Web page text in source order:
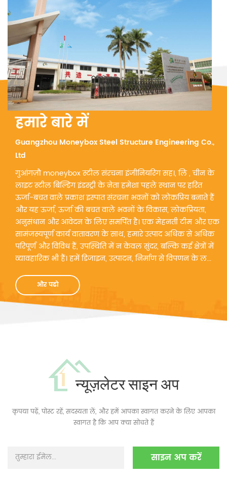
हमारे बारे में
Guangzhou Moneybox Steel Structure Engineering Co.,
Ltd
गुआंगज़ौ moneybox स्टील संरचना इंजीनियरिंग सह।, लि , चीन के
लाइट स्टील बिल्डिंग इंडस्ट्री के नेता हमेशा पहले स्थान पर हरित
ऊर्जा-बचत वाले प्रकाश इस्पात संरचना भवनों को लोकप्रिय बनाते हैं
और यह ऊर्जा, ऊर्जा की बचत वाले भवनों के विकास, लोकप्रियता,
अनुसंधान और आवेदन के लिए समर्पित है। एक मेहनती टीम और एक
सामंजस्यपूर्ण कार्य वातावरण के साथ, हमारे उत्पाद अधिक से अधिक
परिपूर्ण और विविध हैं, उपस्थिति में न केवल सुंदर, बल्कि कई क्षेत्रों में
व्यावहारिक भी हैं। हमें डिजाइन, उत्पादन, निर्माण से विपणन के ल...
और पढो
न्यूज़लेटर साइन अप
कृपया पढ़ें, पोस्ट रहें, सदस्यता लें, और हमें आपका स्वागत करने के लिए आपका
स्वागत है कि आप क्या सोचते हैं